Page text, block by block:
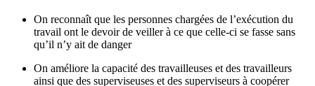
On reconnaît que les personnes chargées de l’exécution du
travail ont le devoir de veiller à ce que celle-ci se fasse sans
qu’il n’y ait de danger
On améliore la capacité des travailleuses et des travailleurs
ainsi que des superviseuses et des superviseurs à coopérer